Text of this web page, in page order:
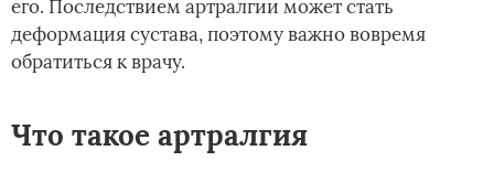
его. Последствием артралгии может стать
деформация сустава, поэтому важно вовремя
обратиться к врачу.
Что такое артралгия